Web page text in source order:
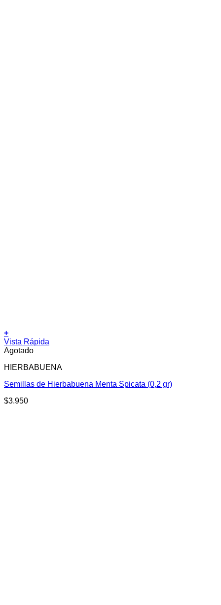
+
Vista Rápida
Agotado
HIERBABUENA
Semillas de Hierbabuena Menta Spicata (0,2 gr)
$3.950